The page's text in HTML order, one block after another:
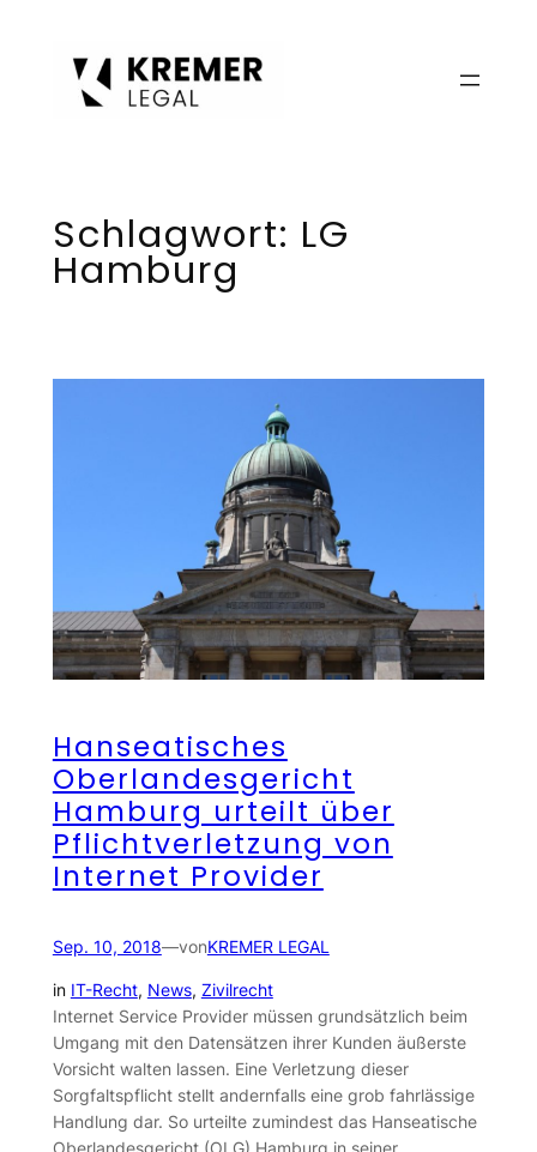
Schlagwort: LG
Hamburg
Hanseatisches
Oberlandesgericht
Hamburg urteilt über
Pflichtverletzung von
Internet Provider
Sep. 10, 2018—vonKREMER LEGAL
in IT-Recht, News, Zivilrecht
Internet Service Provider müssen grundsätzlich beim
Umgang mit den Datensätzen ihrer Kunden äußerste
Vorsicht walten lassen. Eine Verletzung dieser
Sorgfaltspflicht stellt andernfalls eine grob fahrlässige
Handlung dar. So urteilte zumindest das Hanseatische
Oberlandesgericht (OLG) Hamburg in seiner